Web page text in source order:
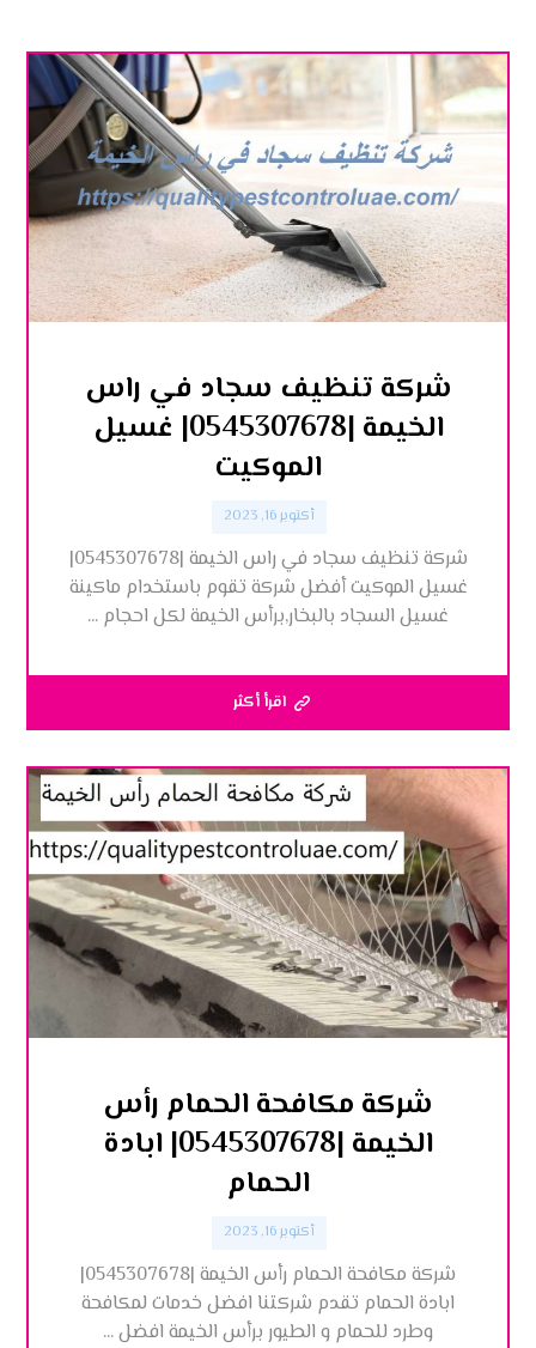
شركة تنظيف سجاد في راس
الخيمة |0545307678| غسيل
الموكيت
أكتوبر 16, 2023
شركة تنظيف سجاد في راس الخيمة |0545307678|
غسيل الموكيت أفضل شركة تقوم باستخدام ماكينة
غسيل السجاد بالبخار,برأس الخيمة لكل احجام ...
اقرأ أكثر
شركة مكافحة الحمام رأس
الخيمة |0545307678| ابادة
الحمام
أكتوبر 16, 2023
شركة مكافحة الحمام رأس الخيمة |0545307678|
ابادة الحمام تقدم شركتنا افضل خدمات لمكافحة
وطرد للحمام و الطيور برأس الخيمة افضل ...